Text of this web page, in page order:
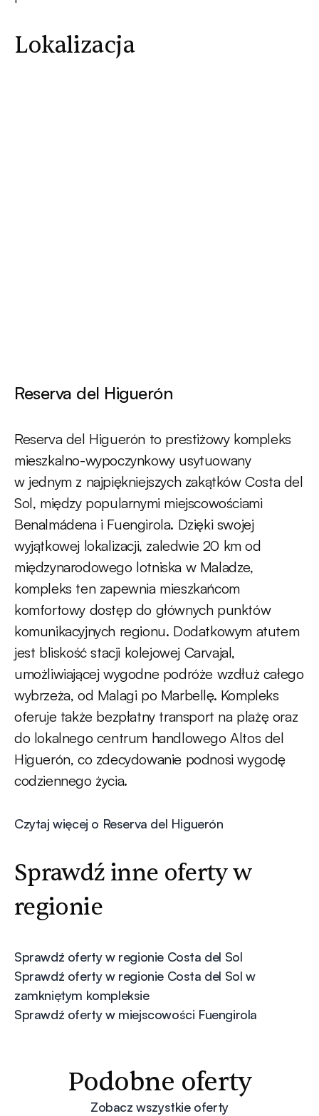
Lokalizacja
Reserva del Higuerón
Reserva del Higuerón to prestiżowy kompleks
mieszkalno-wypoczynkowy usytuowany
w jednym z najpiękniejszych zakątków Costa del
Sol, między popularnymi miejscowościami
Benalmádena i Fuengirola. Dzięki swojej
wyjątkowej lokalizacji, zaledwie 20 km od
międzynarodowego lotniska w Maladze,
kompleks ten zapewnia mieszkańcom
komfortowy dostęp do głównych punktów
komunikacyjnych regionu. Dodatkowym atutem
jest bliskość stacji kolejowej Carvajal,
umożliwiającej wygodne podróże wzdłuż całego
wybrzeża, od Malagi po Marbellę. Kompleks
oferuje także bezpłatny transport na plażę oraz
do lokalnego centrum handlowego Altos del
Higuerón, co zdecydowanie podnosi wygodę
codziennego życia.
Czytaj więcej o Reserva del Higuerón
Sprawdź inne oferty w
regionie
Sprawdź oferty w regionie Costa del Sol
Sprawdź oferty w regionie Costa del Sol w
zamkniętym kompleksie
Sprawdź oferty w miejscowości Fuengirola
Podobne oferty
Zobacz wszystkie oferty